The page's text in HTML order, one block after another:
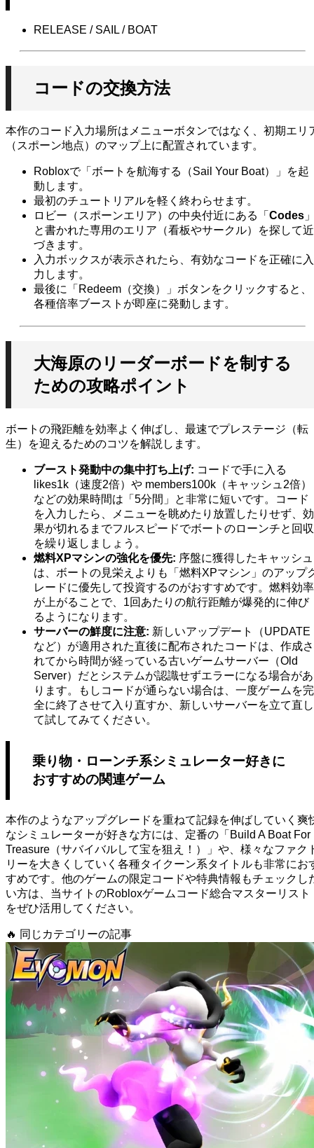
RELEASE / SAIL / BOAT
コードの交換方法
本作のコード入力場所はメニューボタンではなく、初期エリ
（スポーン地点）のマップ上に配置されています。
Robloxで「ボートを航海する（Sail Your Boat）」を起
動します。
最初のチュートリアルを軽く終わらせます。
ロビー（スポーンエリア）の中央付近にある「 Codes
と書かれた専用のエリア（看板やサークル）を探して近
づきます。
入力ボックスが表示されたら、有効なコードを正確に入
力します。
最後に「Redeem（交換）」ボタンをクリックすると、
各種倍率ブーストが即座に発動します。
大海原のリーダーボードを制する
ための攻略ポイント
ボートの飛距離を効率よく伸ばし、最速でプレステージ（転
生）を迎えるためのコツを解説します。
ブースト発動中の集中打ち上げ: コードで手に入る
likes1k （速度2倍）や members100k （キャッシュ2倍）
などの効果時間は「5分間」と非常に短いです。コード
を入力したら、メニューを眺めたり放置したりせず、効
果が切れるまでフルスピードでボートのローンチと回収
を繰り返しましょう。
燃料XPマシンの強化を優先: 序盤に獲得したキャッシュ
は、ボートの見栄えよりも「燃料XPマシン」のアップ
レードに優先して投資するのがおすすめです。燃料効率
が上がることで、1回あたりの航行距離が爆発的に伸び
るようになります。
サーバーの鮮度に注意: 新しいアップデート（UPDATE
など）が適用された直後に配布されたコードは、作成さ
れてから時間が経っている古いゲームサーバー（Old
Server）だとシステムが認識せずエラーになる場合があ
ります。もしコードが通らない場合は、一度ゲームを完
全に終了させて入り直すか、新しいサーバーを立て直し
て試してみてください。
乗り物・ローンチ系シミュレーター好きに
おすすめの関連ゲーム
本作のようなアップグレードを重ねて記録を伸ばしていく爽
なシミュレーターが好きな方には、定番の「Build A Boat For
Treasure（サバイバルして宝を狙え！）」や、様々なファク
リーを大きくしていく各種タイクーン系タイトルも非常にお
すめです。他のゲームの限定コードや特典情報もチェックし
い方は、当サイトのRobloxゲームコード総合マスターリスト
をぜひ活用してください。
🔥 同じカテゴリーの記事